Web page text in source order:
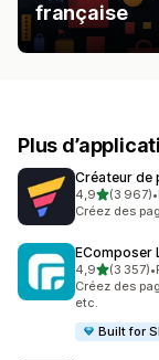
française
Plus
Créateur de
4,9étoile(s)
(3 967)
3967 avis au•
Créez des
EComposer
4,9étoile(s)
(3 357)
3357 avis au•
Créez des
etc.
Built for